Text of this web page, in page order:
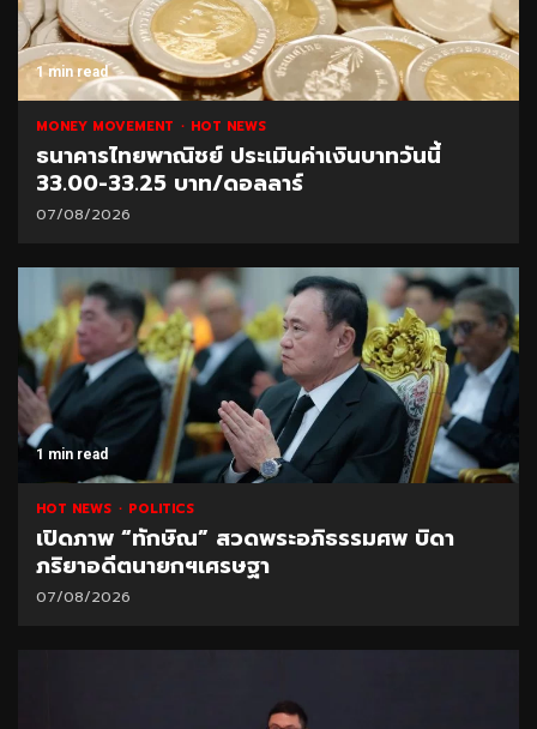
1 min read
MONEY MOVEMENT HOT NEWS
ธนาคารไทยพาณิชย์ ประเมินค่าเงินบาทวันนี้
33.00-33.25 บาท/ดอลลาร์
07/08/2026
1 min read
HOT NEWS POLITICS
เปิดภาพ “ทักษิณ” สวดพระอภิธรรมศพ บิดา
ภริยาอดีตนายกฯเศรษฐา
07/08/2026